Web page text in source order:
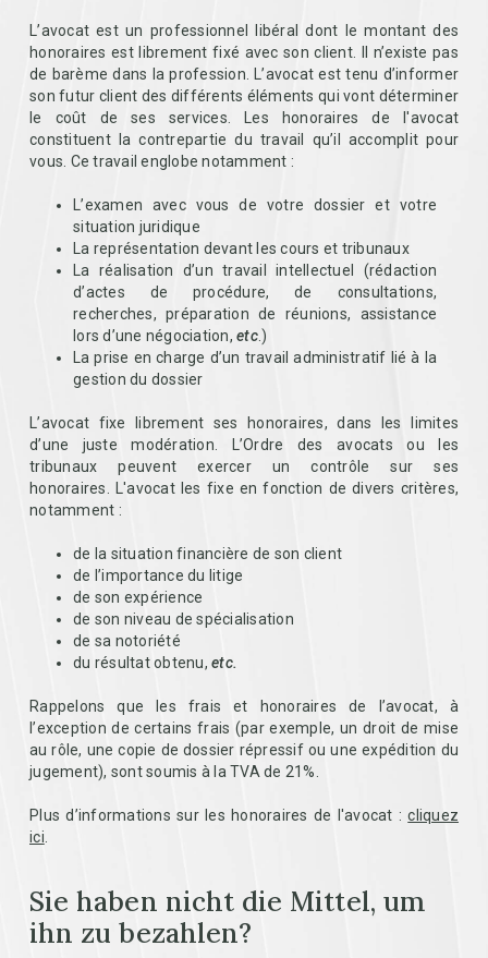
L’avocat est un professionnel libéral dont le montant des
honoraires est librement fixé avec son client. Il n’existe pas
de barème dans la profession. L’avocat est tenu d’informer
son futur client des différents éléments qui vont déterminer
le coût de ses services. Les honoraires de l'avocat
constituent la contrepartie du travail qu’il accomplit pour
vous. Ce travail englobe notamment :
L’examen avec vous de votre dossier et votre
situation juridique
La représentation devant les cours et tribunaux
La réalisation d’un travail intellectuel (rédaction
d’actes de procédure, de consultations,
recherches, préparation de réunions, assistance
lors d’une négociation, etc.)
La prise en charge d’un travail administratif lié à la
gestion du dossier
L’avocat fixe librement ses honoraires, dans les limites
d’une juste modération. L’Ordre des avocats ou les
tribunaux peuvent exercer un contrôle sur ses
honoraires. L'avocat les fixe en fonction de divers critères,
notamment :
de la situation financière de son client
de l’importance du litige
de son expérience
de son niveau de spécialisation
de sa notoriété
du résultat obtenu, etc.
Rappelons que les frais et honoraires de l’avocat, à
l’exception de certains frais (par exemple, un droit de mise
au rôle, une copie de dossier répressif ou une expédition du
jugement), sont soumis à la TVA de 21%.
Plus d’informations sur les honoraires de l'avocat :cliquez
ici
Sie haben nicht die Mittel, um
ihn zu bezahlen?